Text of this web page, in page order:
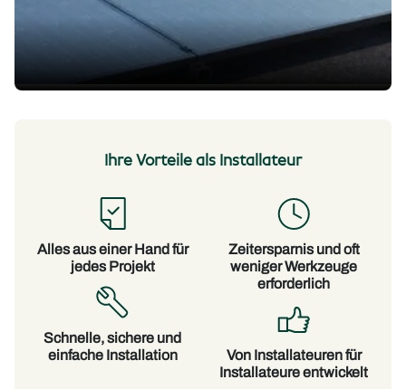
Ihre Vorteile als Installateur
Alles aus einer Hand für
jedes Projekt
Schnelle, sichere und
einfache Installation
Zeitersparnis und oft
weniger Werkzeuge
erforderlich
Von Installateuren für
Installateure entwickelt